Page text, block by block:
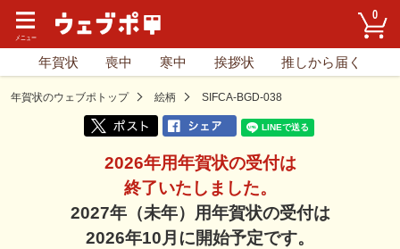
0
年賀状 喪中 寒中 挨拶状 推しから届く
年賀状のウェブポトップ 絵柄 SIFCA-BGD-038
2026年用年賀状の受付は
終了いたしました。
2027年（未年）用年賀状の受付は
2026年10月に開始予定です。